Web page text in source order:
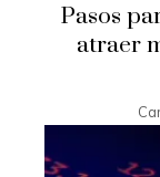
Pasos
atraer